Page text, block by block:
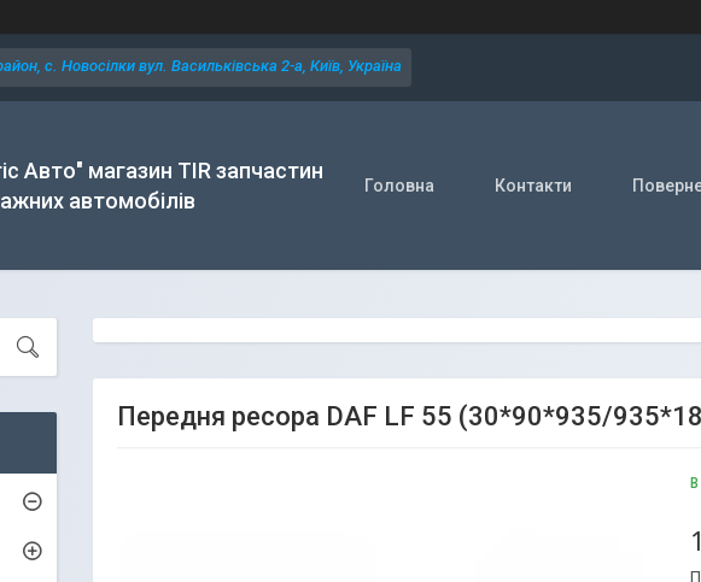
с. Новосілки вул. Васильківська 2-а, Київ, Україна
Авто" магазин TIR запчастин
автомобілів
Головна Контакти
Передня ресора DAF LF 55 (30*90*935/